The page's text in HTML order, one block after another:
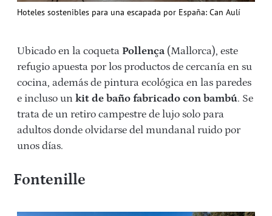
Hoteles sostenibles para una escapada por España: Can Aulí
Ubicado en la coqueta Pollença (Mallorca), este
refugio apuesta por los productos de cercanía en su
cocina, además de pintura ecológica en las paredes
e incluso un kit de baño fabricado con bambú. Se
trata de un retiro campestre de lujo solo para
adultos donde olvidarse del mundanal ruido por
unos días.
Fontenille